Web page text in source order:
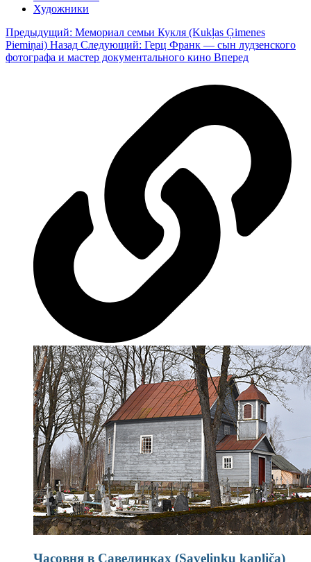
Художники
Предыдущий: Мемориал семьи Кукля (Kukļas Ģimenes
Piemiņai) Назад Следующий: Герц Франк — сын лудзенского
фотографа и мастер документального кино Вперед
Часовня в Савелинках (Savelinku kapliča)